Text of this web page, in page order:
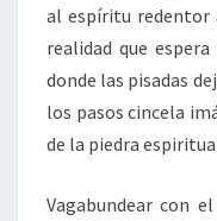
al espíritu redentor
realidad que
donde las pisadas
los pasos cincela
de la piedra
Vagabundear con